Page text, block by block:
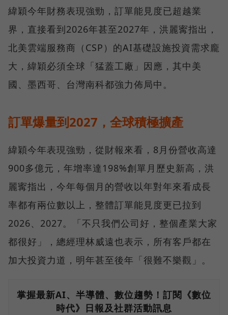
緯穎今年財務表現強勁，訂單能見度已超越業
界，直接看到2026年甚至2027年，洪麗寗指出，
北美雲端服務商（CSP）的AI基礎設施投資需求龐
大，緯穎必須全球「猛蓋工廠」因應，其中美
國、墨西哥、台灣南科都強力佈局中。
訂單爆量到2027，全球積極擴產
緯穎今年表現強勁，從財報來看，8月份營收高達
900多億元，年增率達198%創單月歷史新高，洪
麗寗指出，今年每個月的營收以年對年來看成長
率都有兩位數以上，整體訂單能見度更已拉到
2026、2027。「不只我們公司好，整個產業大家
都很好」，總經理林威遠也表示，所有客戶都在
加大投資力道，明年甚至後年「很難不樂觀」。
掌握最新AI、半導體、數位趨勢！訂閱《數位
時代》日報及社群活動訊息